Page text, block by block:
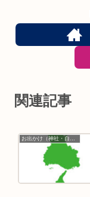
関連記事
お出かけ（神社・自然・旅）